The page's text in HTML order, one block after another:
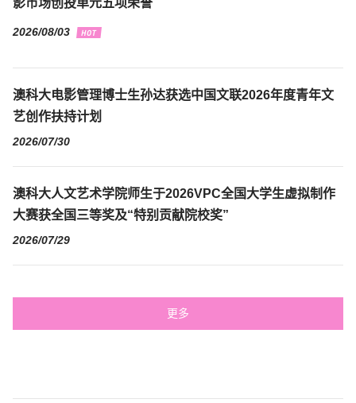
2026/08/03
澳科大电影管理博士生孙达获选中国文联2026年度青年文
艺创作扶持计划
2026/07/30
澳科大人文艺术学院师生于2026VPC全国大学生虚拟制作
大赛获全国三等奖及“特别贡献院校奖”
2026/07/29
更多